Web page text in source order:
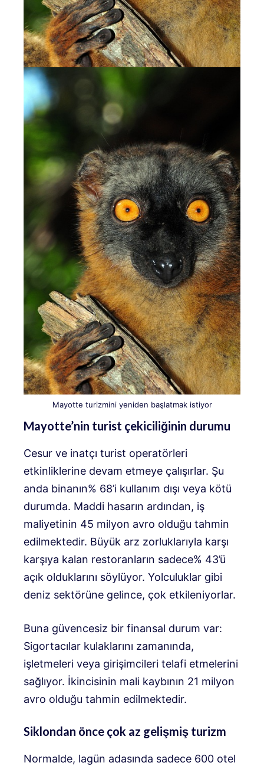
Mayotte turizmini yeniden başlatmak istiyor
Mayotte’nin turist çekiciliğinin durumu
Cesur ve inatçı turist operatörleri
etkinliklerine devam etmeye çalışırlar. Şu
anda binanın% 68’i kullanım dışı veya kötü
durumda. Maddi hasarın ardından, iş
maliyetinin 45 milyon avro olduğu tahmin
edilmektedir. Büyük arz zorluklarıyla karşı
karşıya kalan restoranların sadece% 43’ü
açık olduklarını söylüyor. Yolculuklar gibi
deniz sektörüne gelince, çok etkileniyorlar.
Buna güvencesiz bir finansal durum var:
Sigortacılar kulaklarını zamanında,
işletmeleri veya girişimcileri telafi etmelerini
sağlıyor. İkincisinin mali kaybının 21 milyon
avro olduğu tahmin edilmektedir.
Siklondan önce çok az gelişmiş turizm
Normalde, lagün adasında sadece 600 otel